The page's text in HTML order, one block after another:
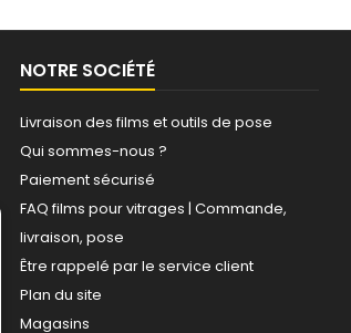
NOTRE SOCIÉTÉ
Livraison des films et outils de pose
Qui sommes-nous ?
Paiement sécurisé
FAQ films pour vitrages | Commande,
livraison, pose
Être rappelé par le service client
Plan du site
Magasins